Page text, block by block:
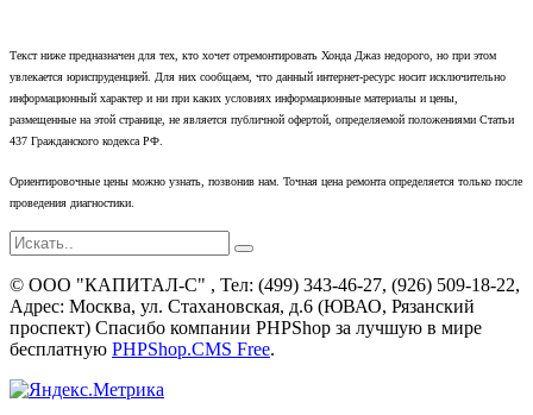
Текст ниже предназначен для тех, кто хочет отремонтировать Хонда Джаз недорого, но при этом
увлекается юриспруденцией. Для них сообщаем, что данный интернет-ресурс носит исключительно
информационный характер и ни при каких условиях информационные материалы и цены,
размещенные на этой странице, не является публичной офертой, определяемой положениями Статьи
437 Гражданского кодекса РФ.
Ориентировочные цены можно узнать, позвонив нам. Точная цена ремонта определяется только после
проведения диагностики.
© ООО "КАПИТАЛ-С" , Тел: (499) 343-46-27, (926) 509-18-22,
Адрес: Москва, ул. Стахановская, д.6 (ЮВАО, Рязанский
проспект) Спасибо компании PHPShop за лучшую в мире
бесплатную PHPShop.CMS Free.